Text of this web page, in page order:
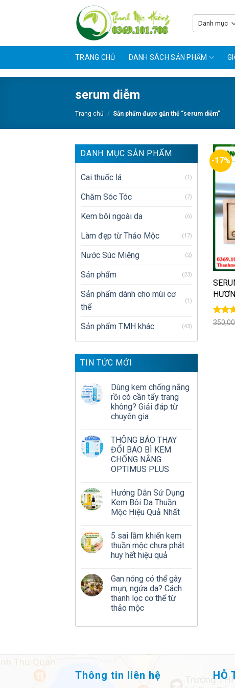
TRANG CHỦ DANH SÁCH SẢN PHẨM
serum diễm
Trang chủ / Sản phẩm được gắn thẻ “serum diễm”
DANH MỤC SẢN PHẨM
Cai thuốc lá (1)
Chăm Sóc Tóc (7)
Kem bôi ngoài da (6)
Làm đẹp từ Thảo Mộc (17)
Nước Súc Miệng (2)
Sản phẩm (23)
Sản phẩm dành cho mùi cơ
thể
(1)
Sản phẩm TMH khác (43)
TIN TỨC MỚI
Dùng kem chống nắng
rồi có cần tẩy trang
không? Giải đáp từ
chuyên gia
THÔNG BÁO THAY
ĐỔI BAO BÌ KEM
CHỐNG NẮNG
OPTIMUS PLUS
Hướng Dẫn Sử Dụng
Kem Bôi Da Thuần
Mộc Hiệu Quả Nhất
5 sai lầm khiến kem
thuần mộc chưa phát
huy hết hiệu quả
Gan nóng có thể gây
mụn, ngứa da? Cách
thanh lọc cơ thể từ
thảo mộc
-17%
+
Được
Thông tin liên hệ HỖ